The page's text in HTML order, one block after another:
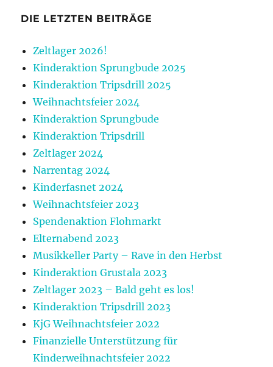
DIE LETZTEN BEITRÄGE
Zeltlager 2026!
Kinderaktion Sprungbude 2025
Kinderaktion Tripsdrill 2025
Weihnachtsfeier 2024
Kinderaktion Sprungbude
Kinderaktion Tripsdrill
Zeltlager 2024
Narrentag 2024
Kinderfasnet 2024
Weihnachtsfeier 2023
Spendenaktion Flohmarkt
Elternabend 2023
Musikkeller Party – Rave in den Herbst
Kinderaktion Grustala 2023
Zeltlager 2023 – Bald geht es los!
Kinderaktion Tripsdrill 2023
KjG Weihnachtsfeier 2022
Finanzielle Unterstützung für
Kinderweihnachtsfeier 2022